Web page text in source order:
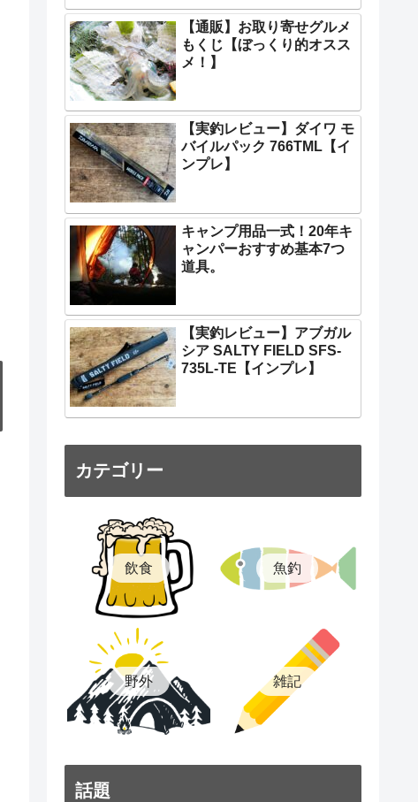
【通販】お取り寄せグルメ
もくじ【ぼっくり的オスス
メ！】
【実釣レビュー】ダイワ モ
バイルパック 766TML【イ
ンプレ】
キャンプ用品一式！20年キ
ャンパーおすすめ基本7つ
道具。
【実釣レビュー】アブガル
シア SALTY FIELD SFS-
735L-TE【インプレ】
カテゴリー
飲食 魚釣
野外 雑記
話題